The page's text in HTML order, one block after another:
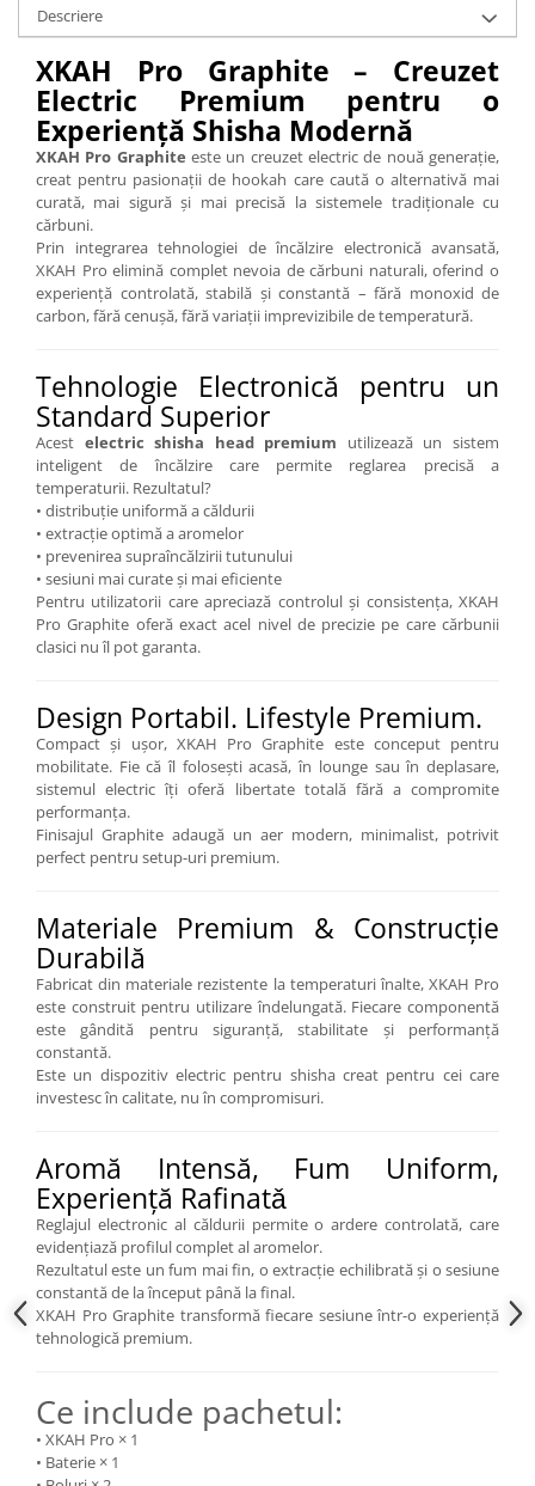
Descriere
XKAH Pro Graphite – Creuzet
Electric Premium pentru o
Experiență Shisha Modernă
XKAH Pro Graphite este un creuzet electric de nouă generație,
creat pentru pasionații de hookah care caută o alternativă mai
curată, mai sigură și mai precisă la sistemele tradiționale cu
cărbuni.
Prin integrarea tehnologiei de încălzire electronică avansată,
XKAH Pro elimină complet nevoia de cărbuni naturali, oferind o
experiență controlată, stabilă și constantă – fără monoxid de
carbon, fără cenușă, fără variații imprevizibile de temperatură.
Tehnologie Electronică pentru un
Standard Superior
Acest electric shisha head premium utilizează un sistem
inteligent de încălzire care permite reglarea precisă a
temperaturii. Rezultatul?
• distribuție uniformă a căldurii
• extracție optimă a aromelor
• prevenirea supraîncălzirii tutunului
• sesiuni mai curate și mai eficiente
Pentru utilizatorii care apreciază controlul și consistența, XKAH
Pro Graphite oferă exact acel nivel de precizie pe care cărbunii
clasici nu îl pot garanta.
Design Portabil. Lifestyle Premium.
Compact și ușor, XKAH Pro Graphite este conceput pentru
mobilitate. Fie că îl folosești acasă, în lounge sau în deplasare,
sistemul electric îți oferă libertate totală fără a compromite
performanța.
Finisajul Graphite adaugă un aer modern, minimalist, potrivit
perfect pentru setup-uri premium.
Materiale Premium & Construcție
Durabilă
Fabricat din materiale rezistente la temperaturi înalte, XKAH Pro
este construit pentru utilizare îndelungată. Fiecare componentă
este gândită pentru siguranță, stabilitate și performanță
constantă.
Este un dispozitiv electric pentru shisha creat pentru cei care
investesc în calitate, nu în compromisuri.
Aromă Intensă, Fum Uniform,
Experiență Rafinatǎ
Reglajul electronic al căldurii permite o ardere controlată, care
evidențiază profilul complet al aromelor.
Rezultatul este un fum mai fin, o extracție echilibrată și o sesiune
constantă de la început până la final.
XKAH Pro Graphite transformă fiecare sesiune într-o experiență
tehnologică premium.
Ce include pachetul:
• XKAH Pro × 1
• Baterie × 1